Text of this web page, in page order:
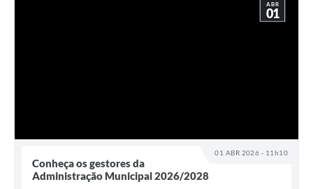
01 ABR 2026 - 11h10
ABR
01
Conheça os gestores da
Administração Municipal 2026/2028